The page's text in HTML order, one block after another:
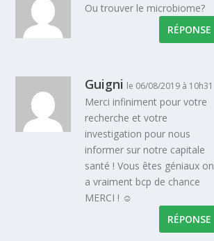
Ou trouver le microbiome?
RÉPONSE
Guigni le 06/08/2019 à 10h31
Merci infiniment pour votre
recherche et votre
investigation pour nous
informer sur notre capitale
santé ! Vous êtes géniaux on
a vraiment bcp de chance
MERCI ! ☺
RÉPONSE